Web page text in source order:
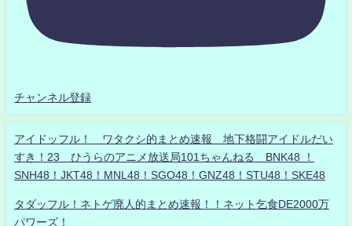
チャンネル登録
アイドッフル！ ワタクシ的まとめ速報 地下格闘アイドルだい
すき！23 ひうらのアニメ放送局101ちゃんねる BNK48 ！
SNH48！JKT48！MNL48！SGO48！GNZ48！STU48！SKE48
タダッフル！ネトゲ廃人的まとめ速報！！ネット乞食DE2000万
パワーズ！